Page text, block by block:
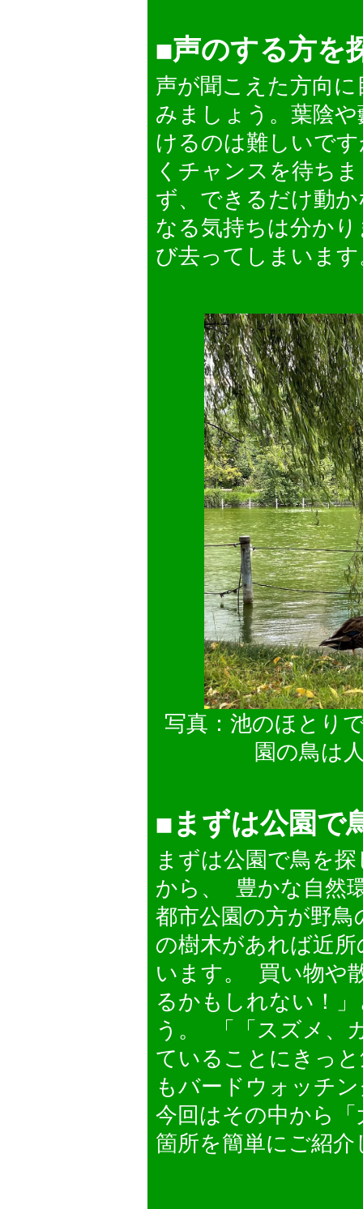
◼︎声のする方を
声が聞こえた方向
みましょう。葉陰
けるのは難しいで
くチャンスを待ち
ず、できるだけ動
なる気持ちは分か
び去ってしまいま
写真：池のほとり
園の鳥は
◼︎まずは公園で
まずは公園で鳥を
から、 豊かな自然
都市公園の方が野
の樹木があれば近
います。 買い物や
るかもしれない！
う。 「「スズメ、
ていることにきっ
もバードウォッチ
今回はその中から
箇所を簡単にご紹介